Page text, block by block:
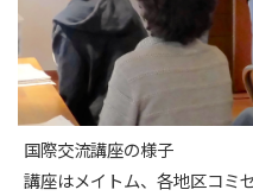
国際交流講座の様子
講座はメイトム、各地区コミ